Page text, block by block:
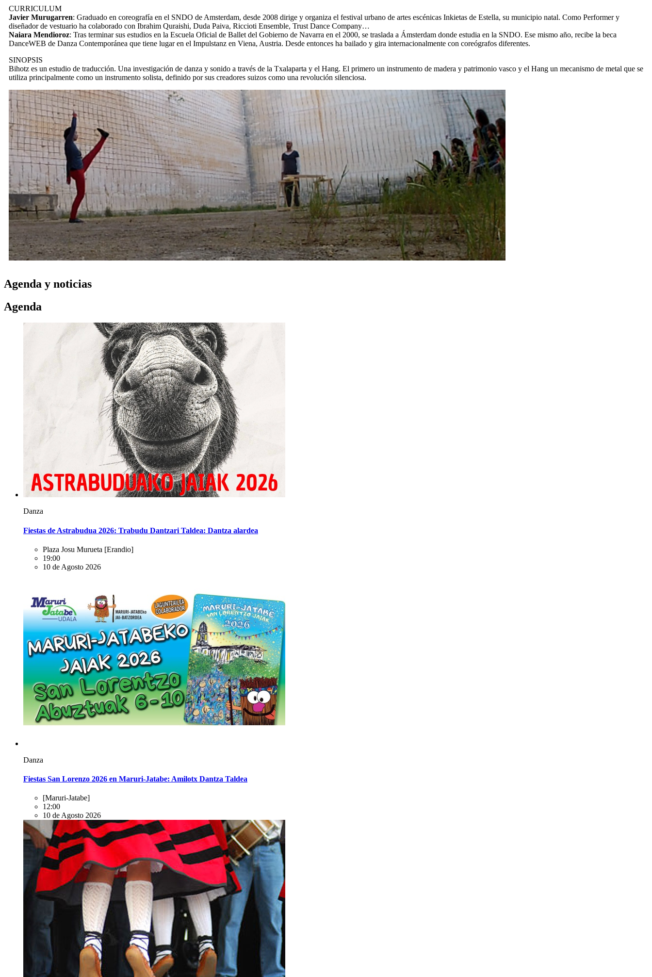
CURRICULUM
Javier Murugarren: Graduado en coreografía en el SNDO de Amsterdam, desde 2008 dirige y organiza el festival urbano de artes escénicas Inkietas de Estella, su municipio natal. Como Performer y
diseñador de vestuario ha colaborado con Ibrahim Quraishi, Duda Paiva, Riccioti Ensemble, Trust Dance Company…
Naiara Mendioroz: Tras terminar sus estudios en la Escuela Oficial de Ballet del Gobierno de Navarra en el 2000, se traslada a Ámsterdam donde estudia en la SNDO. Ese mismo año, recibe la beca
DanceWEB de Danza Contemporánea que tiene lugar en el Impulstanz en Viena, Austria. Desde entonces ha bailado y gira internacionalmente con coreógrafos diferentes.
SINOPSIS
Bihotz es un estudio de traducción. Una investigación de danza y sonido a través de la Txalaparta y el Hang. El primero un instrumento de madera y patrimonio vasco y el Hang un mecanismo de metal que se
utiliza principalmente como un instrumento solista, definido por sus creadores suizos como una revolución silenciosa.
Agenda y noticias
Agenda
Danza
Fiestas de Astrabudua 2026: Trabudu Dantzari Taldea: Dantza alardea
Plaza Josu Murueta [Erandio]
19:00
10 de Agosto 2026
Danza
Fiestas San Lorenzo 2026 en Maruri-Jatabe: Amilotx Dantza Taldea
[Maruri-Jatabe]
12:00
10 de Agosto 2026